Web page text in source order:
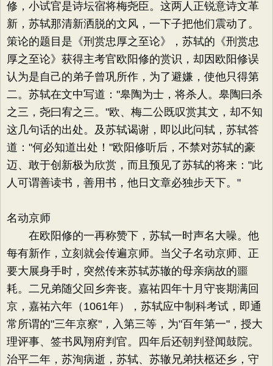
修，小试官是诗坛宿将梅尧臣。这两人正锐意诗文革
新，苏轼那清新洒脱的文风，一下子把他们震动了。
策论的题目是《刑赏忠厚之至论》，苏轼的《刑赏忠
厚之至论》获得主考官欧阳修的赏识，却因欧阳修误
认为是自己的弟子曾巩所作，为了避嫌，使他只得第
二。苏轼在文中写道："皋陶为士，将杀人。皋陶曰杀
之三，尧曰宥之三。"欧、梅二公既叹赏其文，却不知
这几句话的出处。及苏轼谒谢，即以此问轼，苏轼答
道："何必知道出处！"欧阳修听后，不禁对苏轼的豪
迈、敢于创新极为欣赏，而且预见了苏轼的将来："此
人可谓善读书，善用书，他日文章必独步天下。"
名动京师
在欧阳修的一再称赞下，苏轼一时声名大噪。他
每有新作，立刻就会传遍京师。当父子名动京师、正
要大展身手时，突然传来苏轼苏辙的母亲病故的噩
耗。二兄弟随父回乡奔丧。嘉祐四年十月守丧期满回
京，嘉祐六年（1061年），苏轼应中制科考试，即通
常所谓的"三年京察"，入第三等，为"百年第一"，授大
理评事、签书凤翔府判官。四年后还朝判登闻鼓院。
治平二年，苏洵病逝，苏轼、苏辙兄弟扶柩还乡，守